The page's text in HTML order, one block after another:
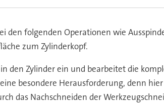
den folgenden Operationen wie
zum Zylinderkopf.
den Zylinder ein und bearbeitet die
besondere Herausforderung, denn
das Nachschneiden der